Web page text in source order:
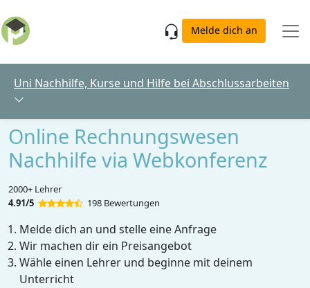
Melde dich an
Uni Nachhilfe, Kurse und Hilfe bei Abschlussarbeiten
Online Rechnungswesen
Nachhilfe via Webkonferenz
2000+ Lehrer
4.91/5
198 Bewertungen
Melde dich an und stelle eine Anfrage
Wir machen dir ein Preisangebot
Wähle einen Lehrer und beginne mit deinem
Unterricht